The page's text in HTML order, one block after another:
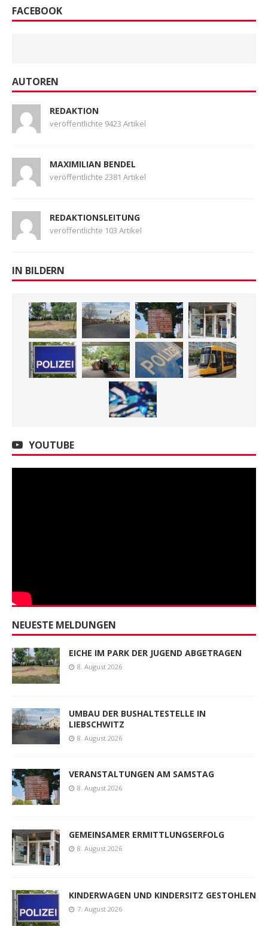
FACEBOOK
AUTOREN
REDAKTION
veröffentlichte 9423 Artikel
MAXIMILIAN BENDEL
veröffentlichte 2381 Artikel
REDAKTIONSLEITUNG
veröffentlichte 103 Artikel
IN BILDERN
YOUTUBE
NEUESTE MELDUNGEN
EICHE IM PARK DER JUGEND ABGETRAGEN
8. August 2026
UMBAU DER BUSHALTESTELLE IN
LIEBSCHWITZ
8. August 2026
VERANSTALTUNGEN AM SAMSTAG
8. August 2026
GEMEINSAMER ERMITTLUNGSERFOLG
8. August 2026
KINDERWAGEN UND KINDERSITZ GESTOHLEN
7. August 2026